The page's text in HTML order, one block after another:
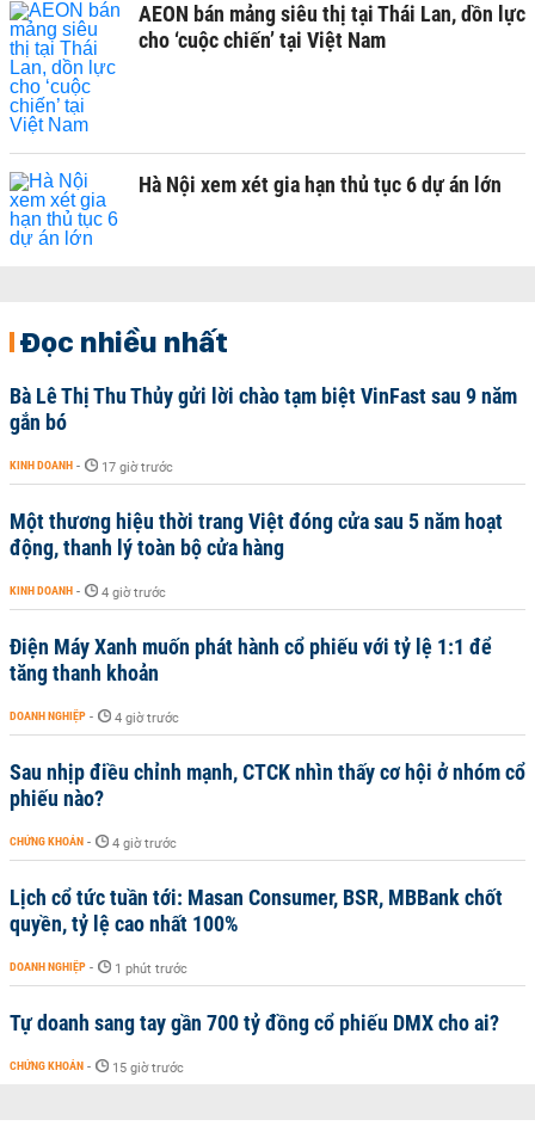
AEON bán mảng siêu thị tại Thái Lan, dồn lực
cho ‘cuộc chiến’ tại Việt Nam
Hà Nội xem xét gia hạn thủ tục 6 dự án lớn
Đọc nhiều nhất
Bà Lê Thị Thu Thủy gửi lời chào tạm biệt VinFast sau 9 năm
gắn bó
KINH DOANH - 17 giờ trước
Một thương hiệu thời trang Việt đóng cửa sau 5 năm hoạt
động, thanh lý toàn bộ cửa hàng
KINH DOANH - 4 giờ trước
Điện Máy Xanh muốn phát hành cổ phiếu với tỷ lệ 1:1 để
tăng thanh khoản
DOANH NGHIỆP - 4 giờ trước
Sau nhịp điều chỉnh mạnh, CTCK nhìn thấy cơ hội ở nhóm cổ
phiếu nào?
CHỨNG KHOÁN - 4 giờ trước
Lịch cổ tức tuần tới: Masan Consumer, BSR, MBBank chốt
quyền, tỷ lệ cao nhất 100%
DOANH NGHIỆP - 1 phút trước
Tự doanh sang tay gần 700 tỷ đồng cổ phiếu DMX cho ai?
CHỨNG KHOÁN - 15 giờ trước